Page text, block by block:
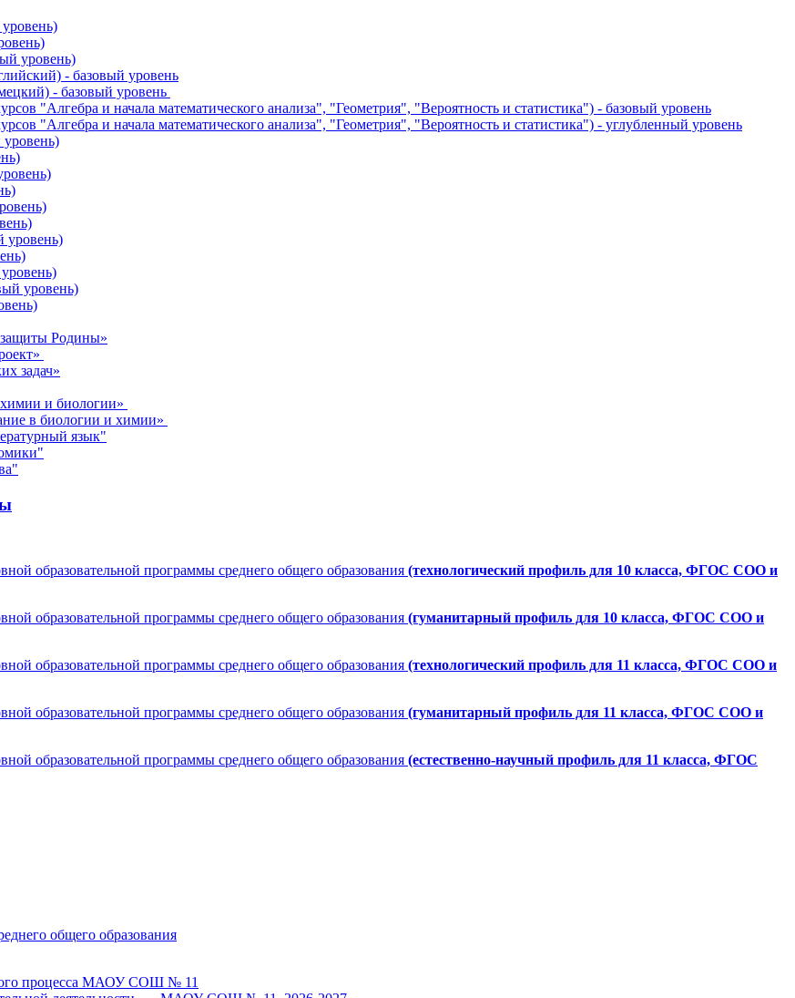
уровень)
- базовый уровень
- базовый уровень
"Алгебра и начала математического анализа", "Геометрия", "Вероятность и статистика") - базовый уровень
"Алгебра и начала математического анализа", "Геометрия", "Вероятность и статистика") - углубленный уровень
уровень)
уровень)
защиты Родины»
задач»
и биологии»
в биологии и химии»
язык"
образовательной программы среднего общего образования (технологический профиль для 10 класса, ФГОС СОО и
образовательной программы среднего общего образования (гуманитарный профиль для 10 класса, ФГОС СОО и
образовательной программы среднего общего образования (технологический профиль для 11 класса, ФГОС СОО и
образовательной программы среднего общего образования (гуманитарный профиль для 11 класса, ФГОС СОО и
образовательной программы среднего общего образования (естественно-научный профиль для 11 класса, ФГОС
общего образования
процесса МАОУ СОШ № 11